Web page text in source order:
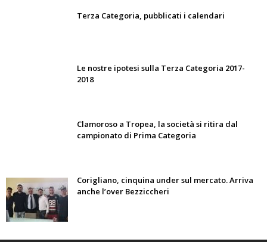
Terza Categoria, pubblicati i calendari
Le nostre ipotesi sulla Terza Categoria 2017-
2018
Clamoroso a Tropea, la società si ritira dal
campionato di Prima Categoria
Corigliano, cinquina under sul mercato. Arriva
anche l’over Bezziccheri